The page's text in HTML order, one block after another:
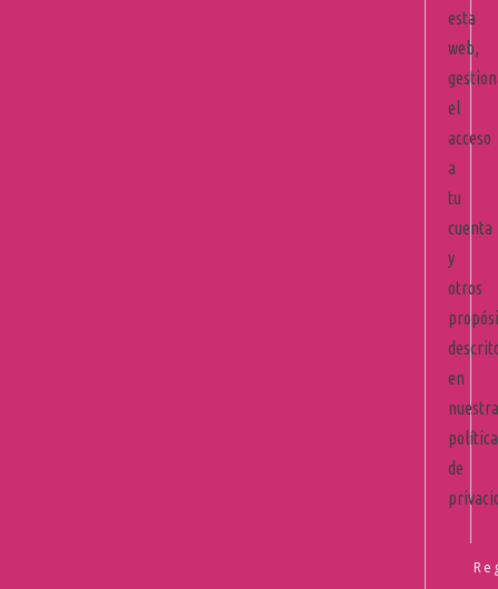
esta
web,
el
acceso
a
tu
cuenta
y
otros
en
nuestra
política
de